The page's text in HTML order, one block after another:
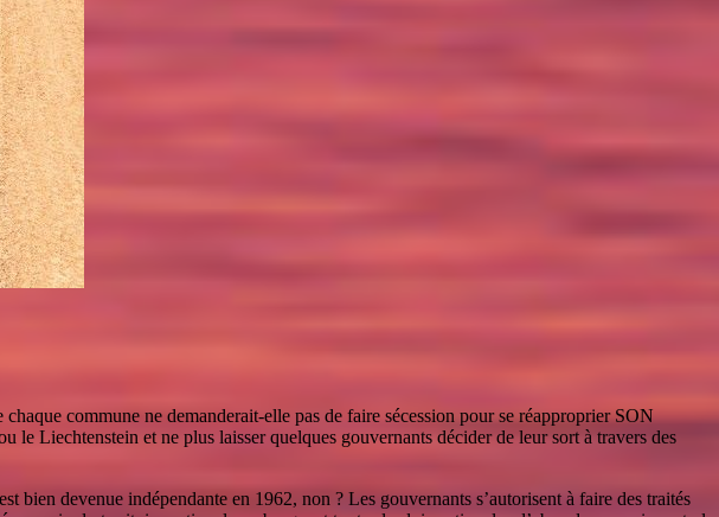
commune ne demanderait-elle pas de faire sécession pour se réapproprier SON
Liechtenstein et ne plus laisser quelques gouvernants décider de leur sort à travers des
devenue indépendante en 1962, non ? Les gouvernants s’autorisent à faire des traités